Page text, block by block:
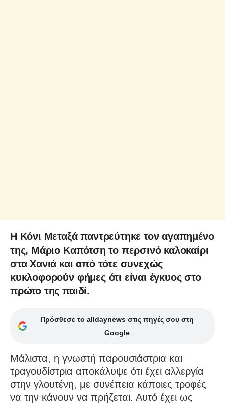
Η Κόνι Μεταξά παντρεύτηκε τον αγαπημένο
της, Μάριο Καπότση το περσινό καλοκαίρι
στα Χανιά και από τότε συνεχώς
κυκλοφορούν φήμες ότι είναι έγκυος στο
πρώτο της παιδί.
Πρόσθεσε το alldaynews στις πηγές σου στη
Google
Μάλιστα, η γνωστή παρουσιάστρια και
τραγουδίστρια αποκάλυψε ότι έχει αλλεργία
στην γλουτένη, με συνέπεια κάποιες τροφές
να την κάνουν να πρήζεται. Αυτό έχει ως